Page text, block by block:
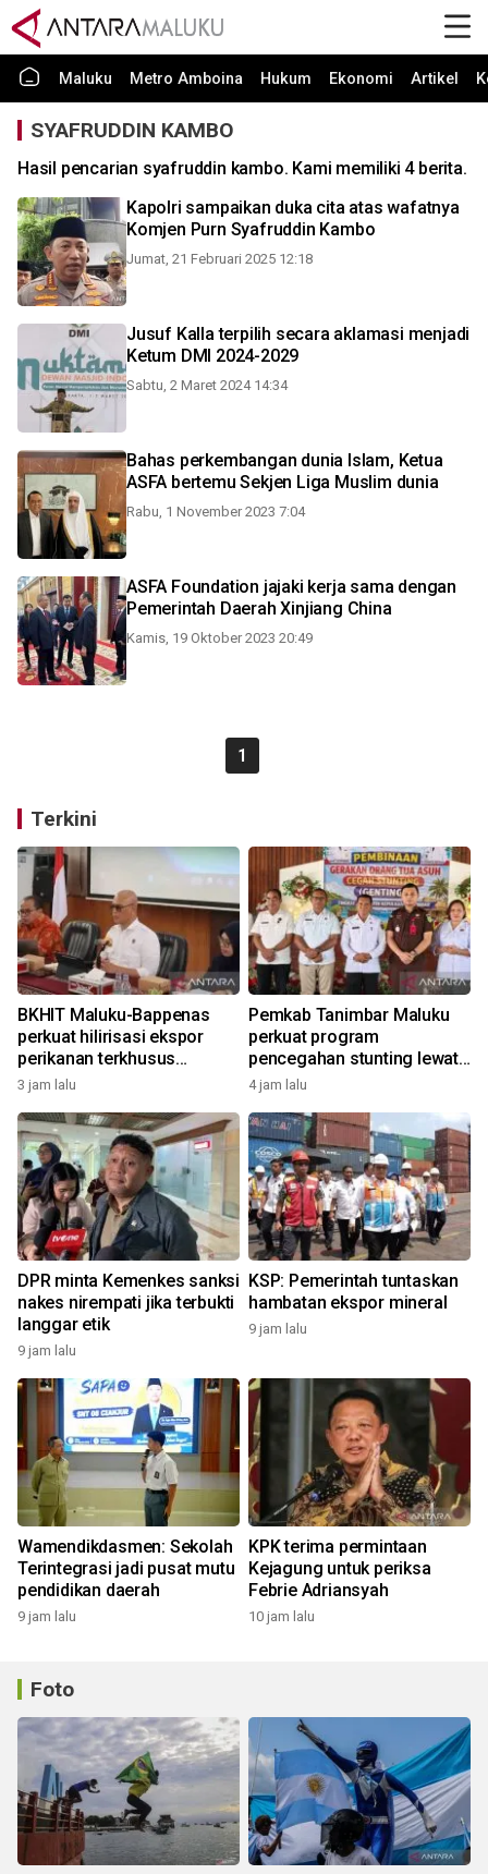
Maluku Metro Amboina Hukum Ekonomi Artikel
SYAFRUDDIN KAMBO
Hasil pencarian syafruddin kambo. Kami memiliki 4 berita.
Kapolri sampaikan duka cita atas wafatnya
Komjen Purn Syafruddin Kambo
Jumat, 21 Februari 2025 12:18
Jusuf Kalla terpilih secara aklamasi menjadi
Ketum DMI 2024-2029
Sabtu, 2 Maret 2024 14:34
Bahas perkembangan dunia Islam, Ketua
ASFA bertemu Sekjen Liga Muslim dunia
Rabu, 1 November 2023 7:04
ASFA Foundation jajaki kerja sama dengan
Pemerintah Daerah Xinjiang China
Kamis, 19 Oktober 2023 20:49
1
Terkini
BKHIT Maluku-Bappenas
perkuat hilirisasi ekspor
perikanan terkhusus
komoditas TCT
3 jam lalu
Pemkab Tanimbar Maluku
perkuat program
pencegahan stunting lewat
Genting 2026
4 jam lalu
DPR minta Kemenkes sanksi
nakes nirempati jika terbukti
langgar etik
9 jam lalu
KSP: Pemerintah tuntaskan
hambatan ekspor mineral
9 jam lalu
Wamendikdasmen: Sekolah
Terintegrasi jadi pusat mutu
pendidikan daerah
9 jam lalu
KPK terima permintaan
Kejagung untuk periksa
Febrie Adriansyah
10 jam lalu
Foto